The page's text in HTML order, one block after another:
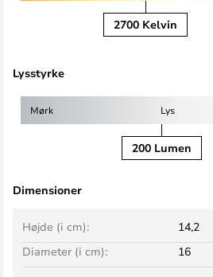
2700 Kelvin
Lysstyrke
Mørk Lys
200 Lumen
Dimensioner
Højde (i cm):
14,2
Diameter (i cm):
16